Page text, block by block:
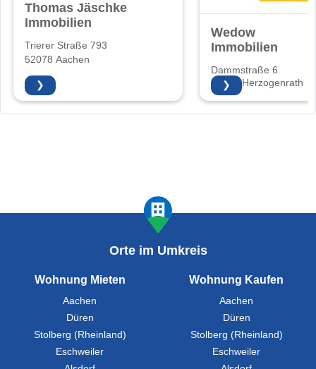
Thomas Jäschke
Immobilien
Trierer Straße 793
52078 Aachen
❯
Wedow
Immobilien
Dammstraße 6
52134 Herzogenrath
❯
Orte im Umkreis
Wohnung Mieten
Aachen
Düren
Stolberg (Rheinland)
Eschweiler
Wohnung Kaufen
Aachen
Düren
Stolberg (Rheinland)
Eschweiler